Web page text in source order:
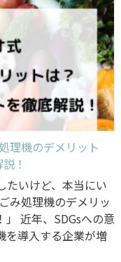
理機のデメリット
！
たいけど、本当にい
み処理機のデメリッ
」 近年、SDGsへの意
を導入する企業が増